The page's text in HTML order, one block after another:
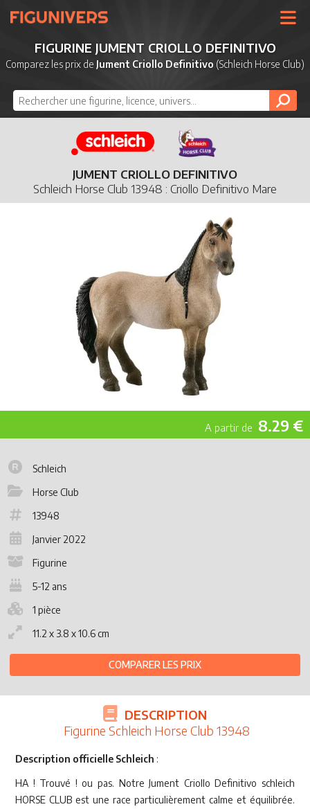
UNIVERS
LICENCES
NOUVEAUTÉS
DERNIERS AJOUTS
FIGURINE JUMENT CRIOLLO DEFINITIVO
Comparez les prix de Jument Criollo Definitivo (Schleich Horse Club)
JUMENT CRIOLLO DEFINITIVO
Schleich Horse Club 13948 : Criollo Definitivo Mare
8.29 €
Schleich
Horse Club
13948
Janvier 2022
Figurine
5-12 ans
1 pièce
11.2 x 3.8 x 10.6 cm
COMPARER LES PRIX
DESCRIPTION
Figurine Schleich Horse Club 13948
Description officielle Schleich :
HA ! Trouvé ! ou pas. Notre Jument Criollo Definitivo schleich
HORSE CLUB est une race particulièrement calme et équilibrée.